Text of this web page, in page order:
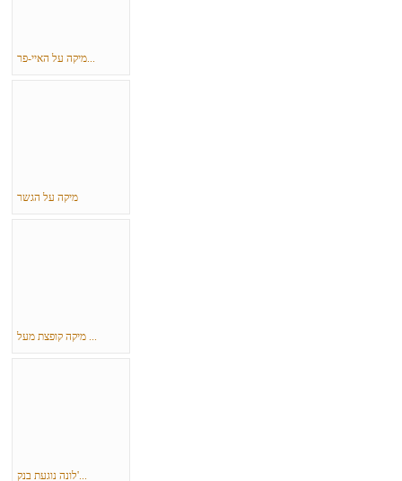
מיקה על האיי-פר...
מיקה על הגשר
מיקה קופצת מעל ...
לונה נוגעת בנק'...